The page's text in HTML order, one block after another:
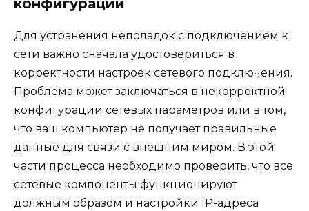
конфигурации
Для устранения неполадок с подключением к
сети важно сначала удостовериться в
корректности настроек сетевого подключения.
Проблема может заключаться в некорректной
конфигурации сетевых параметров или в том,
что ваш компьютер не получает правильные
данные для связи с внешним миром. В этой
части процесса необходимо проверить, что все
сетевые компоненты функционируют
должным образом и настройки IP-адреса